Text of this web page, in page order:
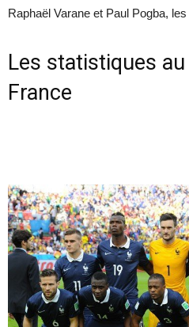
Raphaël Varane et Paul Pogba,
Les statistiques
France